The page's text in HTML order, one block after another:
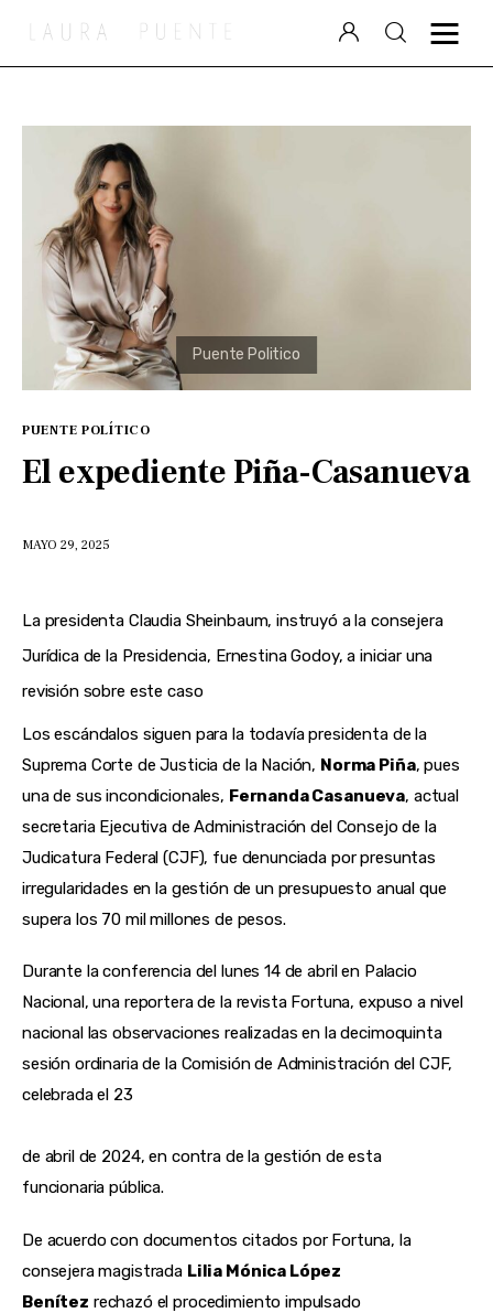
Laura Puente
Puente Político
Videocolumna
Podcast
Especiales
PUENTE POLÍTICO
El expediente Piña-Casanueva
MAYO 29, 2025
La presidenta Claudia Sheinbaum, instruyó a la consejera
Jurídica de la Presidencia, Ernestina Godoy, a iniciar una
revisión sobre este caso
Los escándalos siguen para la todavía presidenta de la
Suprema Corte de Justicia de la Nación, Norma Piña, pues
una de sus incondicionales, Fernanda Casanueva, actual
secretaria Ejecutiva de Administración del Consejo de la
Judicatura Federal (CJF), fue denunciada por presuntas
irregularidades en la gestión de un presupuesto anual que
supera los 70 mil millones de pesos.
Durante la conferencia del lunes 14 de abril en Palacio
Nacional, una reportera de la revista Fortuna, expuso a nivel
nacional las observaciones realizadas en la decimoquinta
sesión ordinaria de la Comisión de Administración del CJF,
celebrada el 23
de abril de 2024, en contra de la gestión de esta
funcionaria pública.
De acuerdo con documentos citados por Fortuna, la
consejera magistrada Lilia Mónica López
Benítez rechazó el procedimiento impulsado